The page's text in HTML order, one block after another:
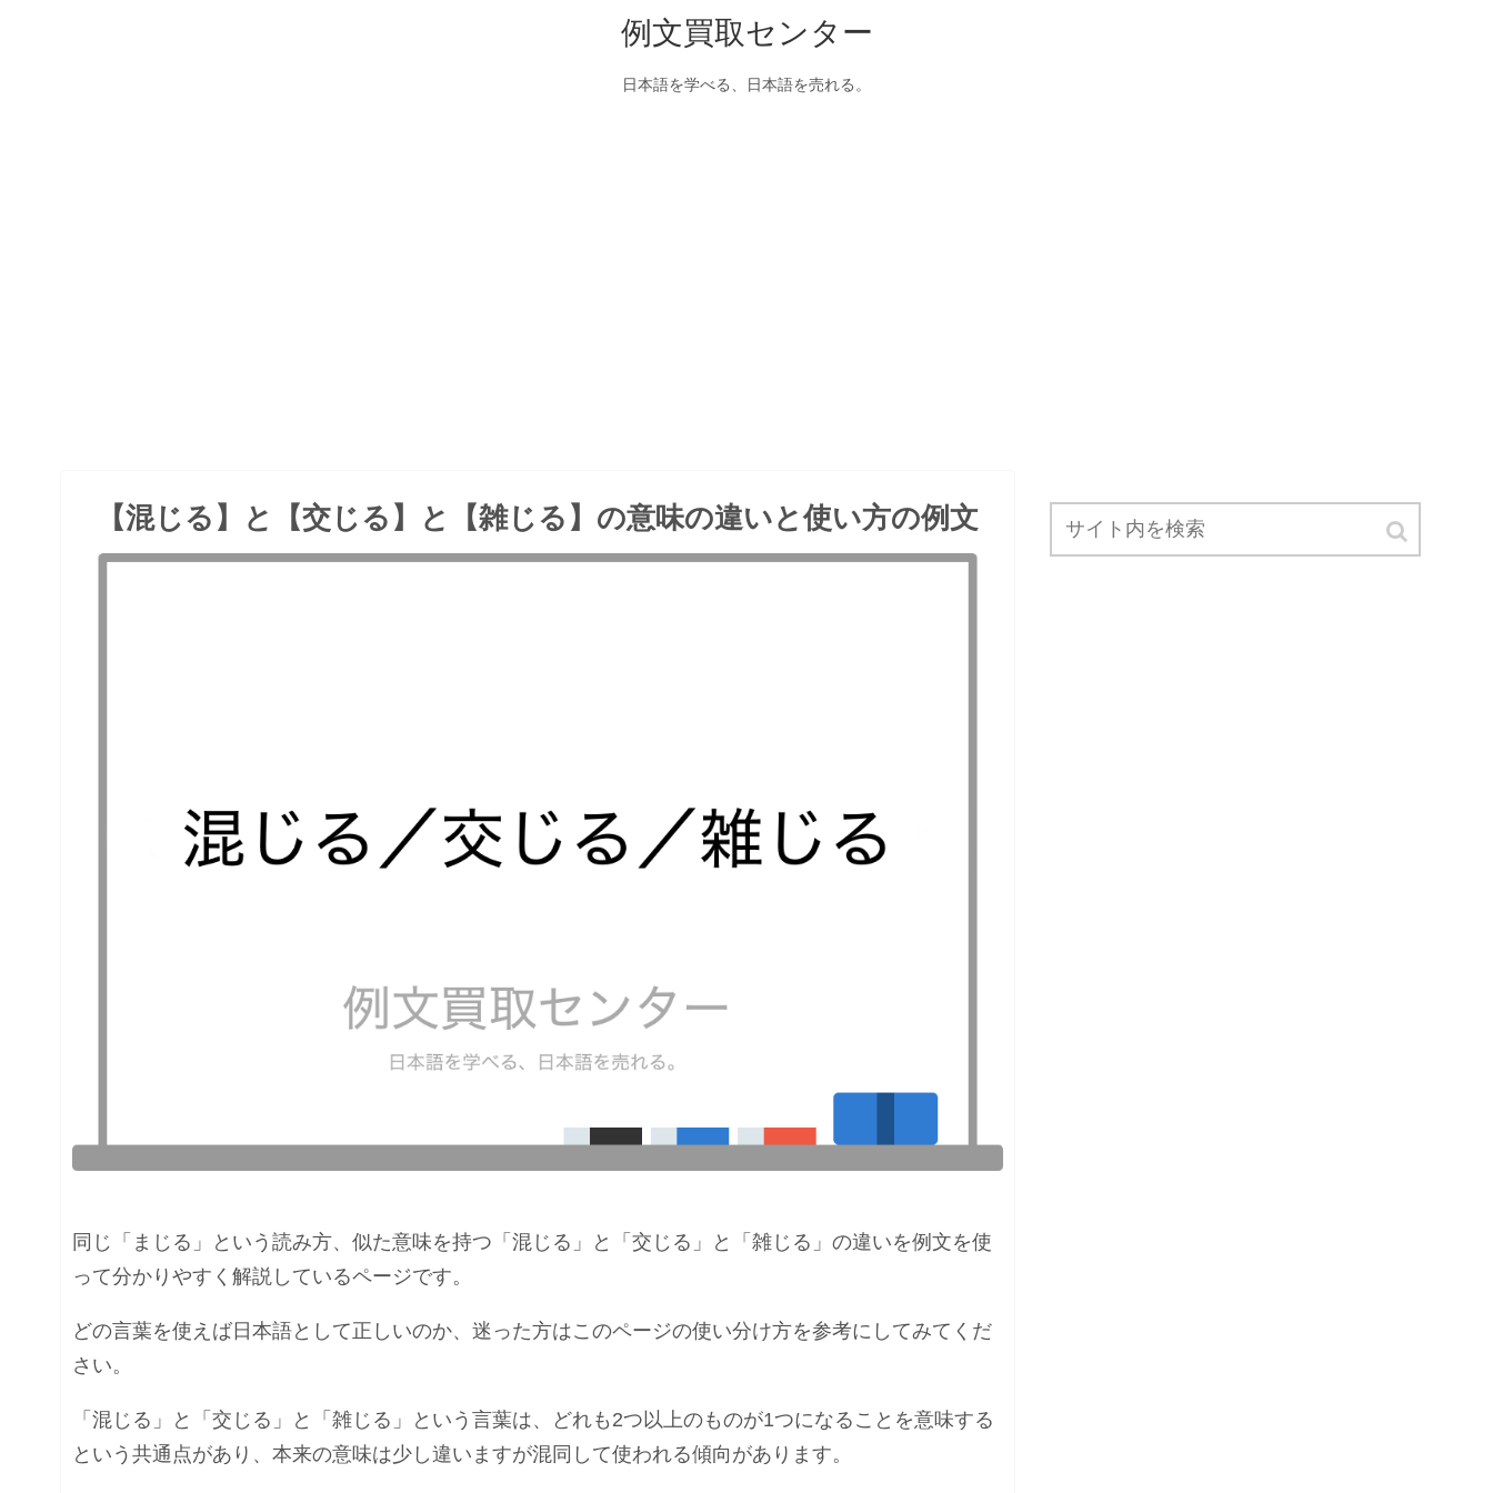
例文買取センター
日本語を学べる、日本語を売れる。
【混じる】と【交じる】と【雑じる】の意味の違いと使い方の例文
同じ「まじる」という読み方、似た意味を持つ「混じる」と「交じる」と「雑じる」の違いを例文を使
って分かりやすく解説しているページです。
どの言葉を使えば日本語として正しいのか、迷った方はこのページの使い分け方を参考にしてみてくだ
さい。
「混じる」と「交じる」と「雑じる」という言葉は、どれも2つ以上のものが1つになることを意味する
という共通点があり、本来の意味は少し違いますが混同して使われる傾向があります。